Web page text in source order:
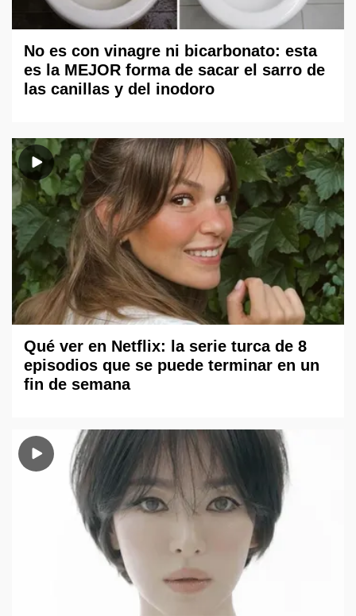
No es con vinagre ni bicarbonato: esta
es la MEJOR forma de sacar el sarro de
las canillas y del inodoro
Qué ver en Netflix: la serie turca de 8
episodios que se puede terminar en un
fin de semana